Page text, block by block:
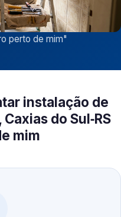
perto de mim"
instalação de
do Sul‑RS
mim